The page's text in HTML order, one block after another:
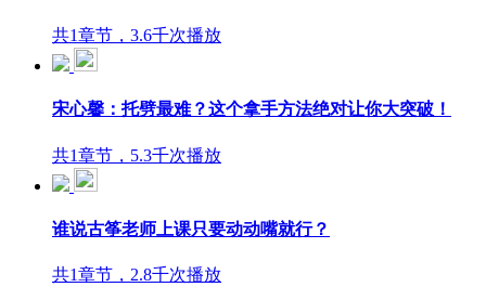
共1章节，3.6千次播放
宋心馨：托劈最难？这个拿手方法绝对让你大突破！
共1章节，5.3千次播放
谁说古筝老师上课只要动动嘴就行？
共1章节，2.8千次播放